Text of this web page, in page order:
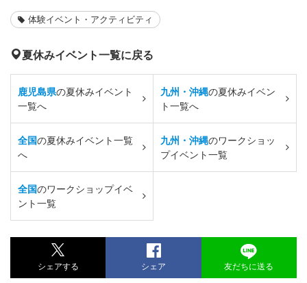
体験イベント・アクティビティ
夏休みイベント一覧に戻る
鹿児島県の夏休みイベント
一覧へ
九州・沖縄の夏休みイベン
ト一覧へ
全国の夏休みイベント一覧
へ
九州・沖縄のワークショッ
プイベント一覧
全国のワークショップイベ
ント一覧
シェアする シェア 友だちに送る